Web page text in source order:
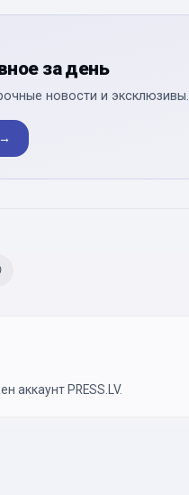
за день
новости и эксклюзивы.
→
аккаунт PRESS.LV.